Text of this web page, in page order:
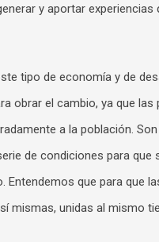
y aportar
tipo de economía y de
obrar el cambio, ya que
a la población.
de condiciones para
Entendemos que para que
mismas, unidas al mismo